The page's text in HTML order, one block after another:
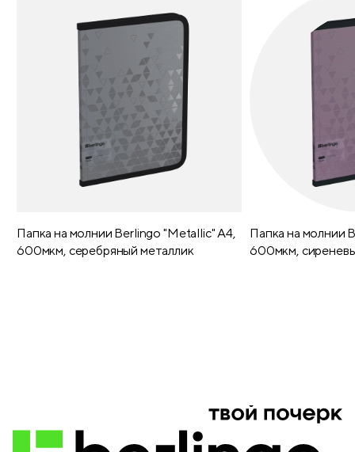
Папка на молнии Berlingo "Metallic" А4,
600мкм, серебряный металлик
Папка на молнии
600мкм,